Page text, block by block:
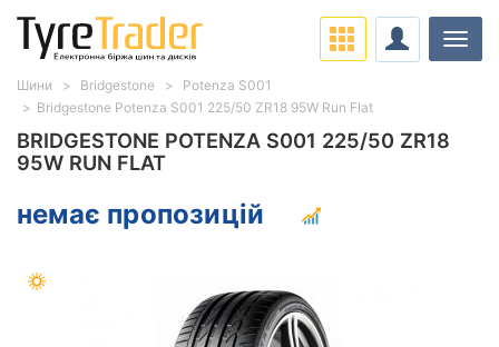
BRIDGESTONE POTENZA S001 225/50 ZR18
95W RUN FLAT
немає пропозицій
Шини Bridgestone
Potenza S001
Bridgestone Potenza S001 225/50 ZR18 95W Run Flat